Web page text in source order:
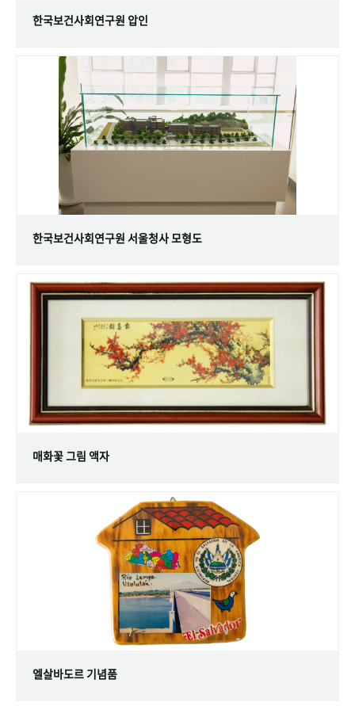
한국보건사회연구원 압인
한국보건사회연구원 서울청사 모형도
매화꽃 그림 액자
엘살바도르 기념품